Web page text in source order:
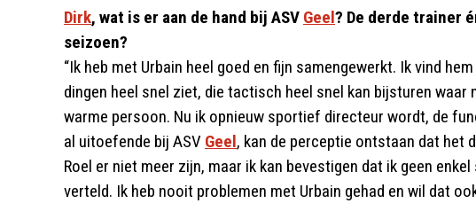
Dirk, wat is er aan de hand bij ASV Geel? De derde trainer
seizoen?
“Ik heb met Urbain heel goed en fijn samengewerkt. Ik vind
dingen heel snel ziet, die tactisch heel snel kan bijsturen waar
warme persoon. Nu ik opnieuw sportief directeur wordt, de
al uitoefende bij ASV Geel, kan de perceptie ontstaan dat het
Roel er niet meer zijn, maar ik kan bevestigen dat ik geen
verteld. Ik heb nooit problemen met Urbain gehad en wil dat